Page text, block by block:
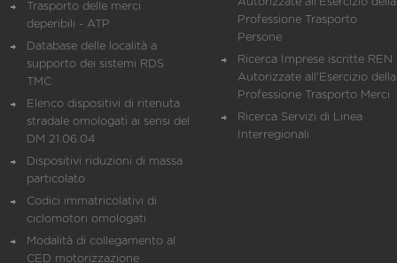
Trasporto delle merci
deperibili - ATP
Database delle località a
supporto dei sistemi RDS
TMC
Elenco dispositivi di ritenuta
stradale omologati ai sensi del
DM 21.06.04
Dispositivi riduzioni di massa
particolato
Codici immatricolativi di
ciclomotori omologati
Modalità di collegamento al
CED motorizzazione
Professione Trasporto
Persone
Ricerca Imprese iscritte REN
Autorizzate all'Esercizio della
Professione Trasporto Merci
Ricerca Servizi di Linea
Interregionali